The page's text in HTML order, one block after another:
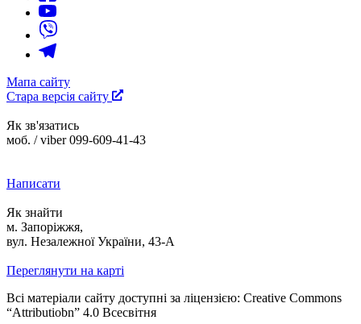
Мапа сайту
Стара версія сайту
Як зв'язатись
моб. / viber 099-609-41-43
Написати
Як знайти
м. Запоріжжя,
вул. Незалежної України, 43-А
Переглянути на карті
Всі матеріали сайту доступні за ліцензією: Creative Commons
“Attributiobn” 4.0 Всесвітня